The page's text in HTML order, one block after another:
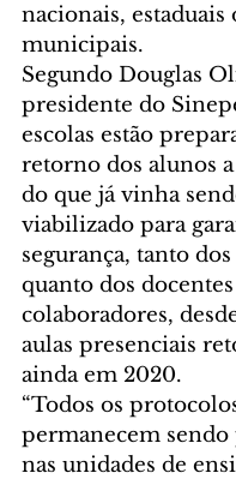
nacionais, estaduais
municipais.
Segundo Douglas
presidente do
escolas estão
retorno dos alunos
do que já vinha
viabilizado para
segurança, tanto
quanto dos
colaboradores,
aulas presenciais
ainda em 2020.
“Todos os
permanecem
nas unidades de